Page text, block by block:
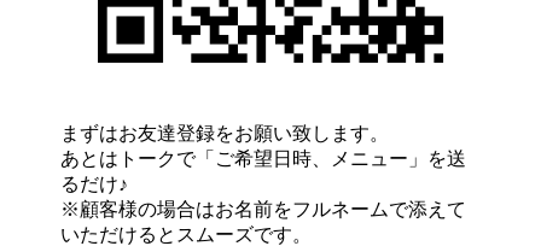
まずはお友達登録をお願い致します。
あとはトークで「ご希望日時、メニュー」を送
るだけ♪
※顧客様の場合はお名前をフルネームで添えて
いただけるとスムーズです。